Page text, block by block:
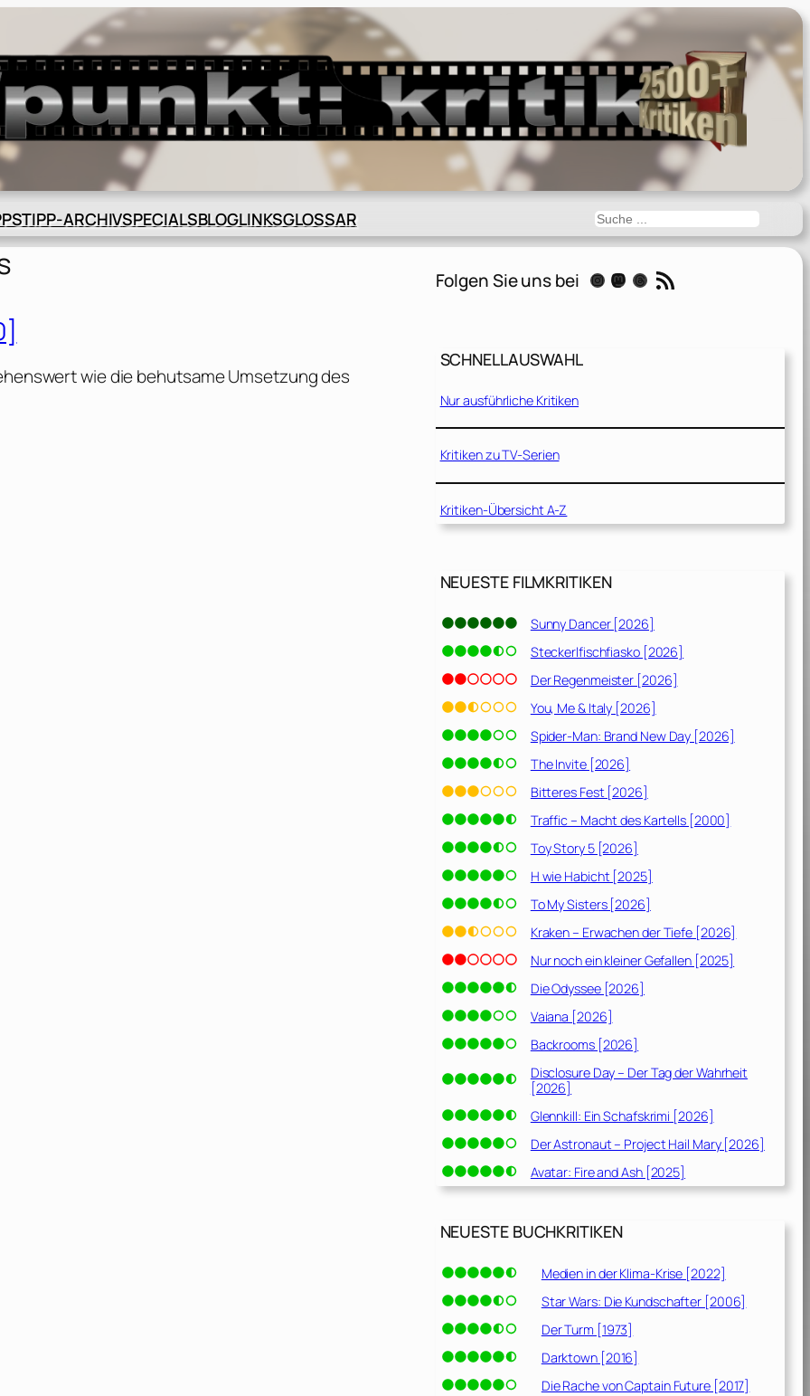
TIPP-ARCHIVSPECIALSBLOGLINKSGLOSSAR Suchen
wie die behutsame Umsetzung des
Folgen Sie uns bei Instagram Mastodon Threads RSS-Feed
SCHNELLAUSWAHL
Nur ausführliche Kritiken
Kritiken zu TV-Serien
Kritiken-Übersicht A-Z
NEUESTE FILMKRITIKEN
Sunny Dancer [2026]
Steckerlfischfiasko [2026]
Der Regenmeister [2026]
You, Me & Italy [2026]
Spider-Man: Brand New Day [2026]
The Invite [2026]
Bitteres Fest [2026]
Traffic – Macht des Kartells [2000]
Toy Story 5 [2026]
H wie Habicht [2025]
To My Sisters [2026]
Kraken – Erwachen der Tiefe [2026]
Nur noch ein kleiner Gefallen [2025]
Die Odyssee [2026]
Vaiana [2026]
Backrooms [2026]
Disclosure Day – Der Tag der Wahrheit
[2026]
Glennkill: Ein Schafskrimi [2026]
Der Astronaut – Project Hail Mary [2026]
Avatar: Fire and Ash [2025]
NEUESTE BUCHKRITIKEN
Medien in der Klima-Krise [2022]
Star Wars: Die Kundschafter [2006]
Der Turm [1973]
Darktown [2016]
Die Rache von Captain Future [2017]